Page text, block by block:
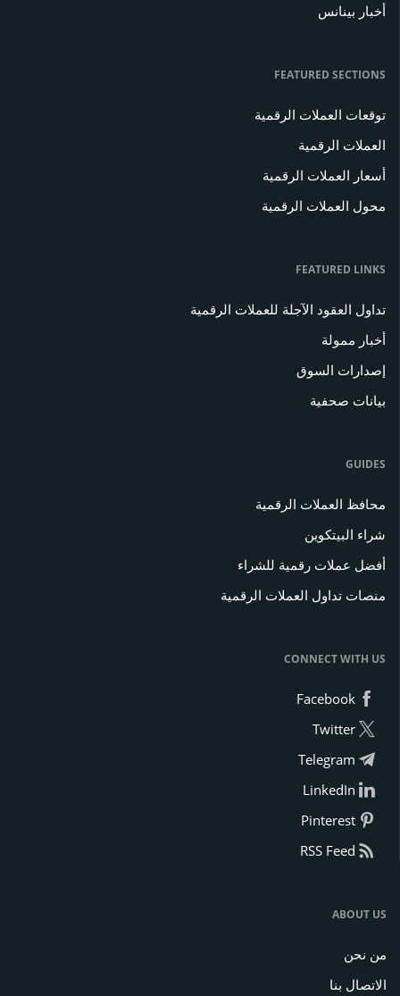
أخبار بينانس
FEATURED SECTIONS
توقعات العملات الرقمية
العملات الرقمية
أسعار العملات الرقمية
محول العملات الرقمية
FEATURED LINKS
تداول العقود الآجلة للعملات الرقمية
أخبار ممولة
إصدارات السوق
بيانات صحفية
GUIDES
محافظ العملات الرقمية
شراء البيتكوين
أفضل عملات رقمية للشراء
منصات تداول العملات الرقمية
CONNECT WITH US
Facebook
Twitter
Telegram
LinkedIn
Pinterest
RSS Feed
ABOUT US
من نحن
الاتصال بنا